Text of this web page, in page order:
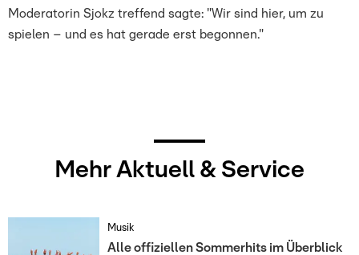
Moderatorin Sjokz treffend sagte: "Wir sind hier, um zu
spielen – und es hat gerade erst begonnen."
Mehr Aktuell & Service
Musik
Alle offiziellen Sommerhits im Überblick